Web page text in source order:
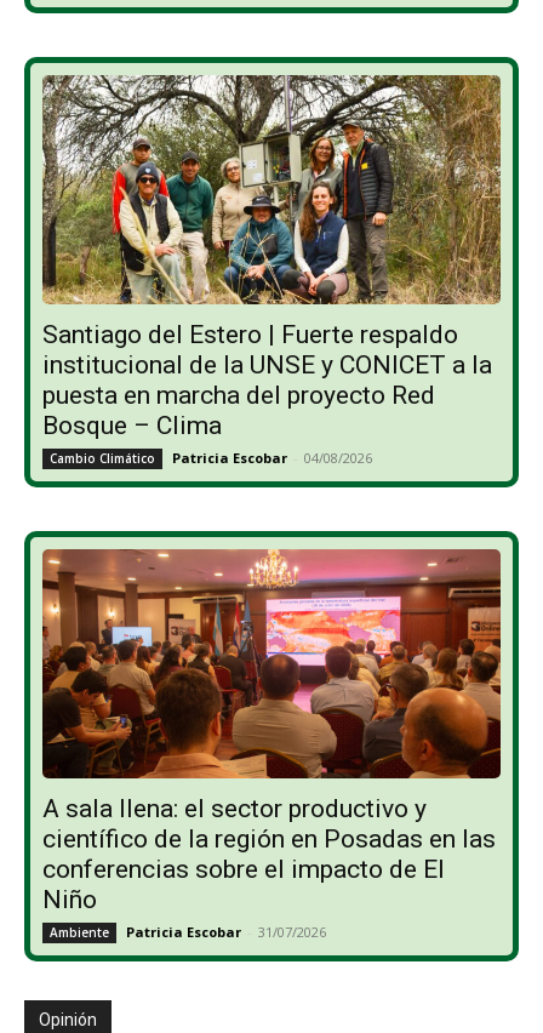
Santiago del Estero | Fuerte respaldo
institucional de la UNSE y CONICET a la
puesta en marcha del proyecto Red
Bosque – Clima
Cambio Climático Patricia Escobar - 04/08/2026
A sala llena: el sector productivo y
científico de la región en Posadas en las
conferencias sobre el impacto de El
Niño
Ambiente Patricia Escobar - 31/07/2026
Opinión